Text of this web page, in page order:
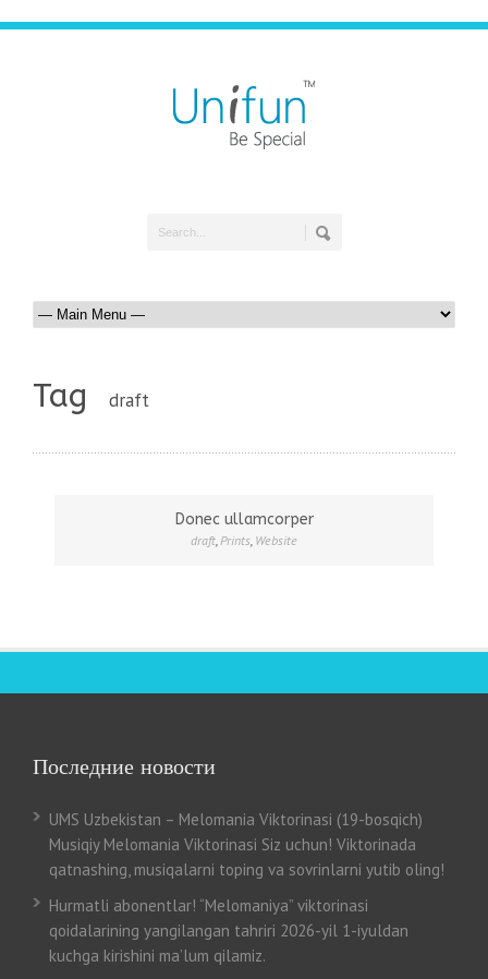
Tag draft
Donec ullamcorper
draft,Prints, Website
Последние новости
UMS Uzbekistan – Melomania Viktorinasi (19-bosqich)
Musiqiy Melomania Viktorinasi Siz uchun! Viktorinada
qatnashing, musiqalarni toping va sovrinlarni yutib oling!
Hurmatli abonentlar! “Melomaniya” viktorinasi
qoidalarining yangilangan tahriri 2026-yil 1-iyuldan
kuchga kirishini ma’lum qilamiz.